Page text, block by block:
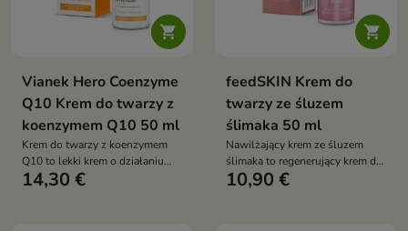

Vianek Hero Coenzyme
Q10 Krem do twarzy z
koenzymem Q10 50 ml
Krem do twarzy z koenzymem
Q10 to lekki krem o działaniu
przeciwstarzeniowym, który
14,30 €

feedSKIN Krem do
twarzy ze śluzem
ślimaka 50 ml
Nawilżający krem ze śluzem
ślimaka to regenerujący krem do
twarzy o intensywnym działaniu
10,90 €